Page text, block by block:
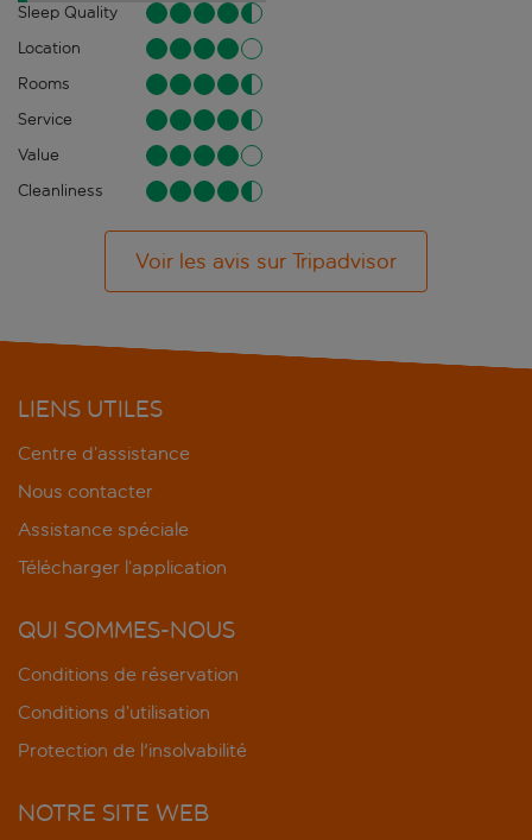
Sleep Quality
Location
Rooms
Service
Value
Cleanliness
Voir les avis sur Tripadvisor
LIENS UTILES
Centre d’assistance
Nous contacter
Assistance spéciale
Télécharger l’application
QUI SOMMES-NOUS
Conditions de réservation
Conditions d’utilisation
Protection de l'insolvabilité
NOTRE SITE WEB